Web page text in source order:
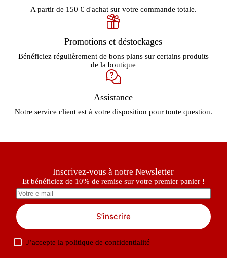
A partir de 150 € d'achat sur votre commande totale.
Promotions et déstockages
Bénéficiez régulièrement de bons plans sur certains produits
de la boutique
Assistance
Notre service client est à votre disposition pour toute question.
Inscrivez-vous à notre Newsletter
Et bénéficiez de 10% de remise sur votre premier panier !
S’inscrire
J’accepte lapolitique de confidentialité